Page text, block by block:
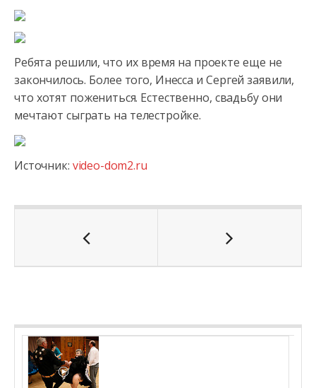
Ребята решили, что их время на проекте еще не
закончилось. Более того, Инесса и Сергей заявили,
что хотят пожениться. Естественно, свадьбу они
мечтают сыграть на телестройке.
Источник: video-dom2.ru